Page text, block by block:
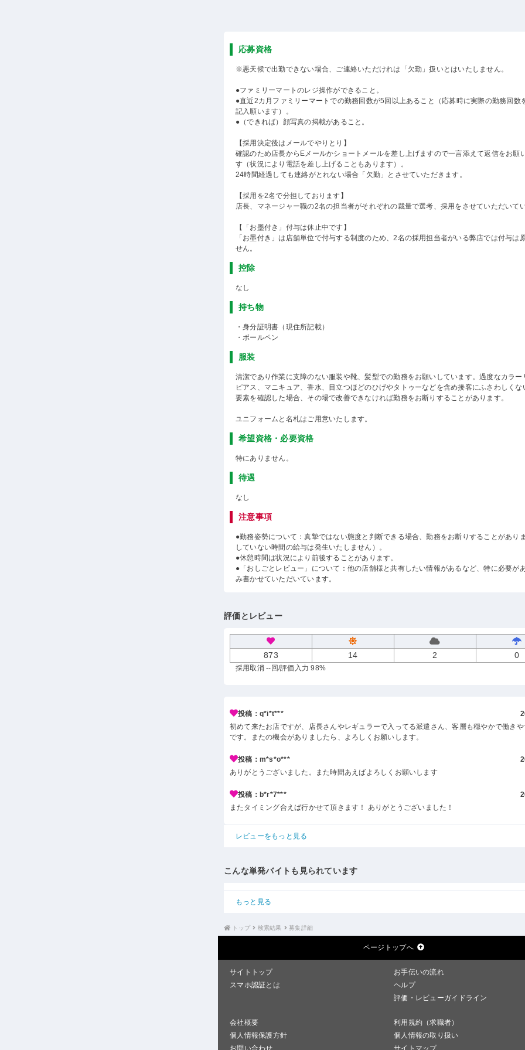
応募資格
※悪天候で出勤できない場合、ご連絡いただけれは「欠勤」扱いとはいたしません。
●ファミリーマートのレジ操作ができること。
●直近2カ月ファミリーマートでの勤務回数が5回以上あること（応募時に実際の勤務回数
記入願います）。
●（できれば）顔写真の掲載があること。
【採用決定後はメールでやりとり】
確認のため店長からEメールかショートメールを差し上げますので一言添えて返信をお願
す（状況により電話を差し上げることもあります）。
24時間経過しても連絡がとれない場合「欠勤」とさせていただきます。
【採用を2名で分担しております】
店長、マネージャー職の2名の担当者がそれぞれの裁量で選考、採用をさせていただいてい
【「お墨付き」付与は休止中です】
「お墨付き」は店舗単位で付与する制度のため、2名の採用担当者がいる弊店では付与は
せん。
控除
なし
持ち物
・身分証明書（現住所記載）
・ボールペン
服装
清潔であり作業に支障のない服装や靴、髪型での勤務をお願いしています。過度なカラー
ピアス、マニキュア、香水、目立つほどのひげやタトゥーなどを含め接客にふさわしくな
要素を確認した場合、その場で改善できなければ勤務をお断りすることがあります。
ユニフォームと名札はご用意いたします。
希望資格・必要資格
特にありません。
待遇
なし
注意事項
●勤務姿勢について：真摯ではない態度と判断できる場合、勤務をお断りすることがあり
していない時間の給与は発生いたしません）。
●休憩時間は状況により前後することがあります。
●「おしごとレビュー」について：他の店舗様と共有したい情報があるなど、特に必要が
み書かせていただいています。
評価とレビュー
873 14 2 0
採用取消 --回/評価入力 98%
投稿：q*i*t***
初めて来たお店ですが、店長さんやレギュラーで入ってる派遣さん、客層も穏やかで働き
です。またの機会がありましたら、よろしくお願いします。
投稿：m*s*o***
ありがとうございました。また時間あえばよろしくお願いします
投稿：b*r*7***
またタイミング合えば行かせて頂きます！ ありがとうございました！
レビューをもっと見る
こんな単発バイトも見られています
もっと見る
トップ 検索結果 募集詳細
ページトップへ
サイトトップ
お手伝いの流れ
スマホ認証とは
ヘルプ
評価・レビューガイドライン
会社概要
利用規約（求職者）
個人情報保護方針
個人情報の取り扱い
お問い合わせ
サイトマップ